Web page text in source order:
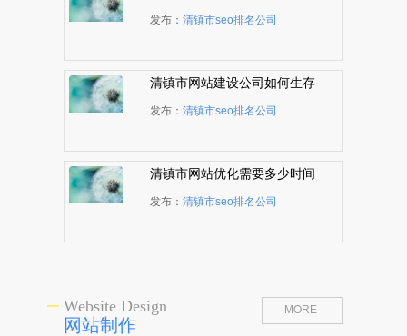
发布：清镇市seo排名公司
清镇市网站建设公司如何生存
发布：清镇市seo排名公司
清镇市网站优化需要多少时间
发布：清镇市seo排名公司
Website Design
网站制作
MORE